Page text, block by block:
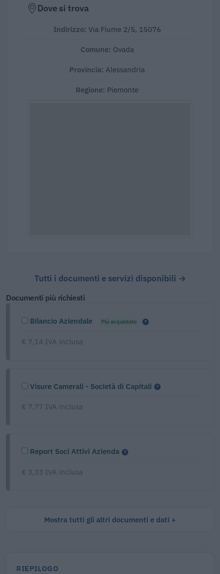
Dove si trova
Indirizzo: Via Fiume 2/5, 15076
Comune: Ovada
Provincia: Alessandria
Regione: Piemonte
Tutti i documenti e servizi disponibili →
Documenti più richiesti
Bilancio Aziendale Più acquistato
€ 7,14 IVA inclusa
Visure Camerali - Società di Capitali
€ 7,77 IVA inclusa
Report Soci Attivi Azienda
€ 3,33 IVA inclusa
Mostra tutti gli altri documenti e dati
RIEPILOGO